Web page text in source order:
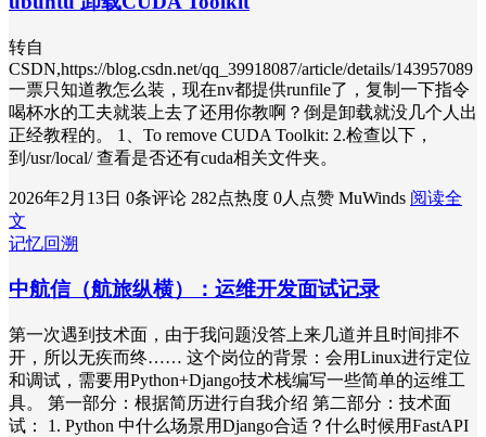
转自
CSDN,https://blog.csdn.net/qq_39918087/article/details/143957089
一票只知道教怎么装，现在nv都提供runfile了，复制一下指令
喝杯水的工夫就装上去了还用你教啊？倒是卸载就没几个人出
正经教程的。 1、To remove CUDA Toolkit: 2.检查以下，
到/usr/local/ 查看是否还有cuda相关文件夹。
2026年2月13日 0条评论 282点热度 0人点赞 MuWinds 阅读全
文
记忆回溯
中航信（航旅纵横）：运维开发面试记录
第一次遇到技术面，由于我问题没答上来几道并且时间排不
开，所以无疾而终…… 这个岗位的背景：会用Linux进行定位
和调试，需要用Python+Django技术栈编写一些简单的运维工
具。 第一部分：根据简历进行自我介绍 第二部分：技术面
试： 1. Python 中什么场景用Django合适？什么时候用FastAPI